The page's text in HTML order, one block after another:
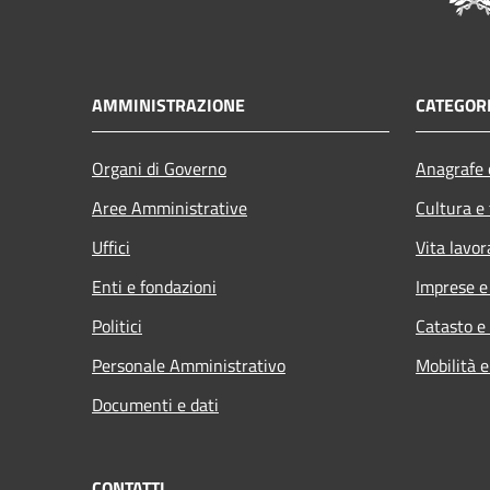
AMMINISTRAZIONE
Organi di Governo
Aree Amministrative
Uffici
Enti e fondazioni
Politici
Personale Amministrativo
Documenti e dati
Cultura
Vita
Imprese
Catasto
Mobilità